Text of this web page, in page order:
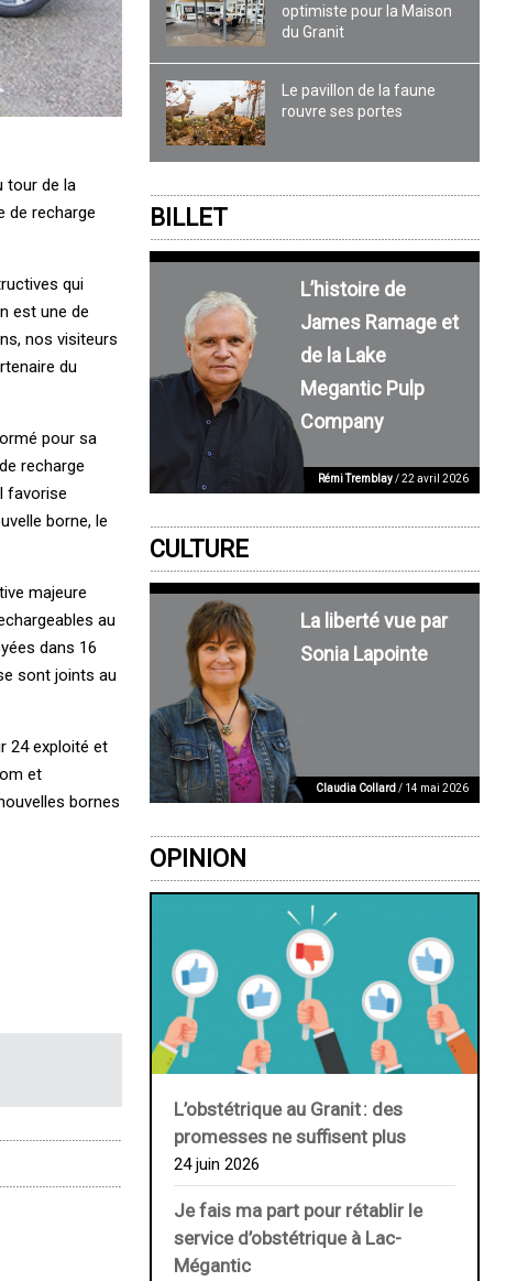
tour de la
de recharge
qui
est une de
nos visiteurs
du
pour sa
recharge
favorise
borne, le
majeure
au
dans 16
sont joints au
24 exploité et
et
bornes
optimiste pour la Maison
du Granit
Le pavillon de la faune
rouvre ses portes
BILLET
L’histoire de
James Ramage et
de la Lake
Megantic Pulp
Company
Rémi Tremblay/ 22 avril 2026
CULTURE
La liberté vue par
Sonia Lapointe
Claudia Collard/ 14 mai 2026
OPINION
L’obstétrique au ­Granit : des
promesses ne suffisent plus
24 juin 2026
Je fais ma part pour rétablir le
service d’obstétrique à Lac-
Mégantic